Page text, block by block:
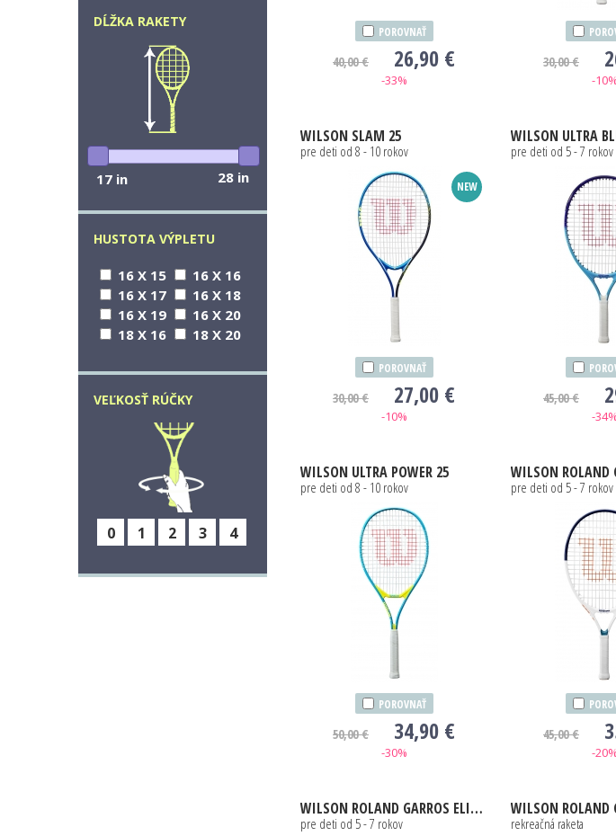
POROVNAŤ
40,00 € 26,90 €
-33%
30,00 €
-10%
WILSON SLAM 25
pre deti od 8 - 10 rokov
NEW
POROVNAŤ
30,00 € 27,00 €
-10%
WILSON ULTRA
pre deti od 5 - 7 rokov
45,00 €
-34%
WILSON ULTRA POWER 25
pre deti od 8 - 10 rokov
POROVNAŤ
50,00 € 34,90 €
-30%
WILSON ROLAND
pre deti od 5 - 7 rokov
45,00 €
-20%
WILSON ROLAND GARROS ELITE 21 2026
pre deti od 5 - 7 rokov
WILSON ROLAND
rekreačná raketa
DĹŽKA RAKETY
17 in 28 in
HUSTOTA VÝPLETU
16 X 15
16 X 16
16 X 17
16 X 18
16 X 19
16 X 20
18 X 16
18 X 20
VEĽKOSŤ RÚČKY
0 1 2 3 4